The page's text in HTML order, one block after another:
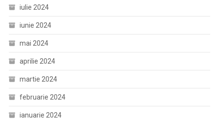
iulie 2024
iunie 2024
mai 2024
aprilie 2024
martie 2024
februarie 2024
ianuarie 2024